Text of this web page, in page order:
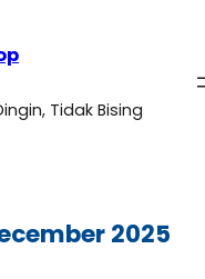
Tidak Bising
2025